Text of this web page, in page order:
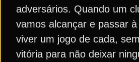
adversários. Quando um
vamos alcançar e passar
viver um jogo de cada,
vitória para não deixar